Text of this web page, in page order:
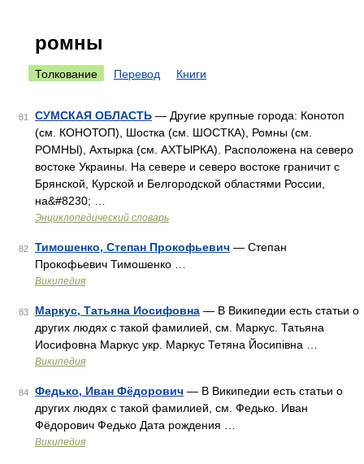
ромны
Толкование Перевод Книги
81 СУМСКАЯ ОБЛАСТЬ — Другие крупные города: Конотоп
(см. КОНОТОП), Шостка (см. ШОСТКА), Ромны (см.
РОМНЫ), Ахтырка (см. АХТЫРКА). Расположена на северо
востоке Украины. На севере и северо востоке граничит с
Брянской, Курской и Белгородской областями России,
на&#8230; …
Энциклопедический словарь
82 Тимошенко, Степан Прокофьевич — Степан
Прокофьевич Тимошенко …
Википедия
83 Маркус, Татьяна Иосифовна — В Википедии есть статьи о
других людях с такой фамилией, см. Маркус. Татьяна
Иосифовна Маркус укр. Маркус Тетяна Йосипівна …
Википедия
84 Федько, Иван Фёдорович — В Википедии есть статьи о
других людях с такой фамилией, см. Федько. Иван
Фёдорович Федько Дата рождения …
Википедия